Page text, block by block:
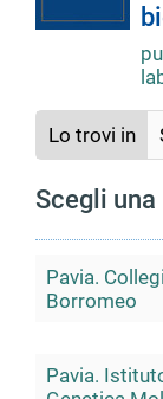
Lo trovi in
Scegli
Pavia.
Borromeo
Pavia.